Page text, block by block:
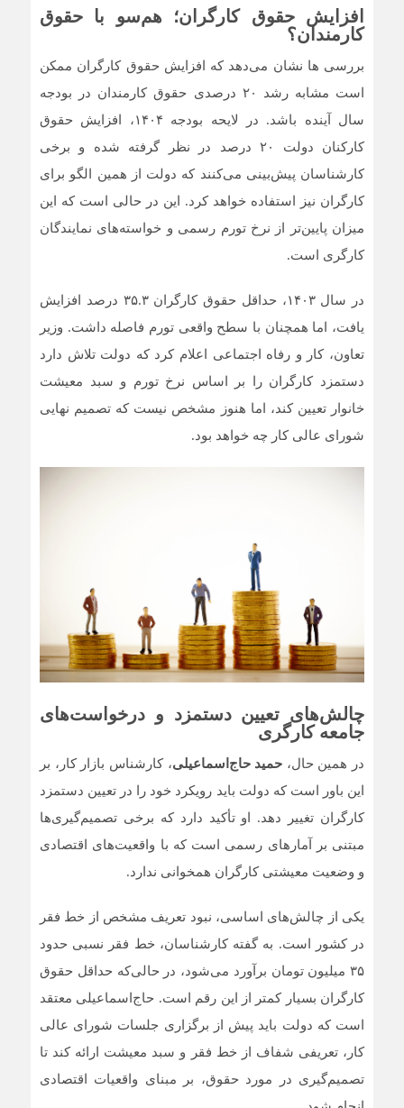
افزایش حقوق کارگران؛ هم‌سو با حقوق
کارمندان؟
بررسی‌ ها نشان می‌دهد که افزایش حقوق کارگران ممکن
است مشابه رشد ۲۰ درصدی حقوق کارمندان در بودجه
سال آینده باشد. در لایحه بودجه ۱۴۰۴، افزایش حقوق
کارکنان دولت ۲۰ درصد در نظر گرفته شده و برخی
کارشناسان پیش‌بینی می‌کنند که دولت از همین الگو برای
کارگران نیز استفاده خواهد کرد. این در حالی است که این
میزان پایین‌تر از نرخ تورم رسمی و خواسته‌های نمایندگان
کارگری است.
در سال ۱۴۰۳، حداقل حقوق کارگران ۳۵.۳ درصد افزایش
یافت، اما همچنان با سطح واقعی تورم فاصله داشت. وزیر
تعاون، کار و رفاه اجتماعی اعلام کرد که دولت تلاش دارد
دستمزد کارگران را بر اساس نرخ تورم و سبد معیشت
خانوار تعیین کند، اما هنوز مشخص نیست که تصمیم نهایی
شورای عالی کار چه خواهد بود.
چالش‌های تعیین دستمزد و درخواست‌های
جامعه کارگری
در همین حال، حمید حاج‌اسماعیلی، کارشناس بازار کار، بر
این باور است که دولت باید رویکرد خود را در تعیین دستمزد
کارگران تغییر دهد. او تأکید دارد که برخی تصمیم‌گیری‌ها
مبتنی بر آمارهای رسمی است که با واقعیت‌های اقتصادی
و وضعیت معیشتی کارگران همخوانی ندارد.
یکی از چالش‌های اساسی، نبود تعریف مشخص از خط فقر
در کشور است. به گفته کارشناسان، خط فقر نسبی حدود
۳۵ میلیون تومان برآورد می‌شود، در حالی‌که حداقل حقوق
کارگران بسیار کمتر از این رقم است. حاج‌اسماعیلی معتقد
است که دولت باید پیش از برگزاری جلسات شورای عالی
کار، تعریفی شفاف از خط فقر و سبد معیشت ارائه کند تا
تصمیم‌گیری در مورد حقوق، بر مبنای واقعیات اقتصادی